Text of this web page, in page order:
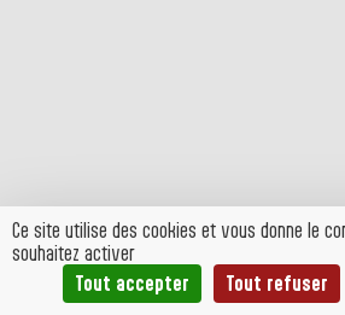
Ce site utilise des cookies et vous donne le
souhaitez activer
Tout accepter
Tout refuser